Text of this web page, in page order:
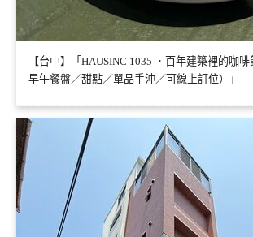
【台中】「HAUSINC 1035 ．百年建築裡的咖
早午餐盤／甜點／單品手沖／可線上訂位）」